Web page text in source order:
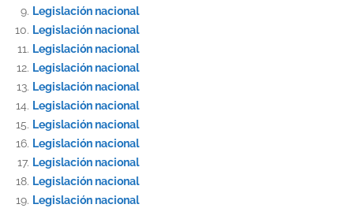
Legislación nacional
Legislación nacional
Legislación nacional
Legislación nacional
Legislación nacional
Legislación nacional
Legislación nacional
Legislación nacional
Legislación nacional
Legislación nacional
Legislación nacional